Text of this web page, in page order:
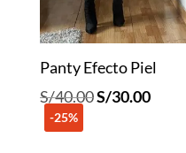
Panty Efecto Piel
S/40.00El
S/30.00El
-25%